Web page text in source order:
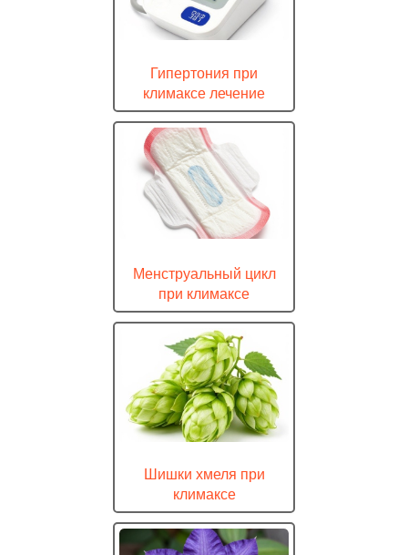
Гипертония при
климаксе лечение
Менструальный цикл
при климаксе
Шишки хмеля при
климаксе